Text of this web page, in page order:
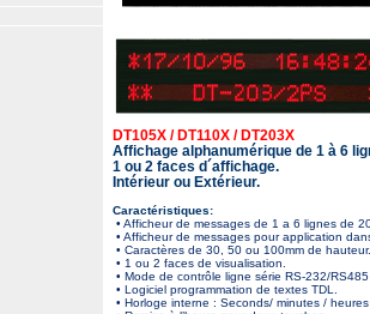
DT105X / DT110X / DT203X
Affichage alphanumérique de 1 à 6
1 ou 2 faces d´affichage.
Intérieur ou Extérieur.
Caractéristiques:
• Afficheur de messages de 1 a 6 lignes de
• Afficheur de messages pour application
• Caractères de 30, 50 ou 100mm de hauteur.
• 1 ou 2 faces de visualisation.
• Mode de contrôle ligne série RS-232/RS485
• Logiciel programmation de textes TDL.
• Horloge interne : Seconds/ minutes /